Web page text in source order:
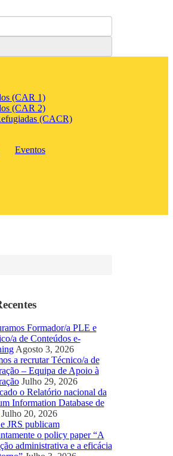
(CAR 1)
(CAR 2)
(CACR)
Eventos
Formador/a PLE e
a de Conteúdos e-
Agosto 3, 2026
a recrutar Técnico/a de
– Equipa de Apoio à
Julho 29, 2026
o Relatório nacional da
Information Database de
Julho 20, 2026
JRS publicam
o policy paper “A
administrativa e a eficácia